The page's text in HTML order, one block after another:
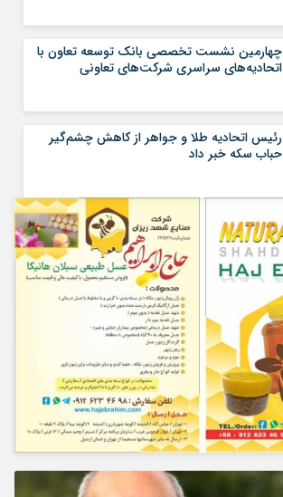
چهارمین نشست تخصصی بانک توسعه تعاون با
اتحادیه‌های سراسری شرکت‌های تعاونی
رئیس اتحادیه طلا و جواهر از کاهش چشم‌گیر
حباب سکه خبر داد